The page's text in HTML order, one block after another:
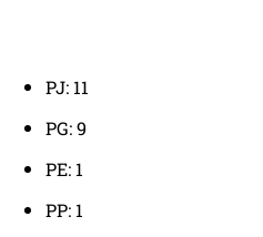
PJ: 11
PG: 9
PE: 1
PP: 1